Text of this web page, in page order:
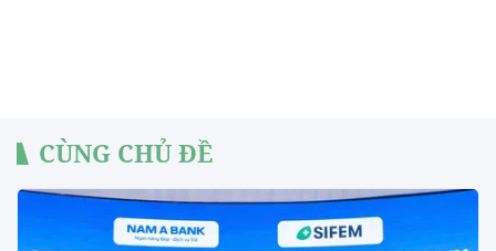
CÙNG CHỦ ĐỀ